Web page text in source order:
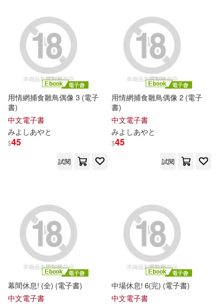
用情網捕食雛鳥偶像 3 (電子
書)
中文電子書
みよ しあやと
$45
試閱
用情網捕食雛鳥偶像 2 (電子
書)
中文電子書
みよ しあやと
$45
試閱
幕間休息! (全) (電子書)
中文電子書
中場休息! 6(完) (電子書)
中文電子書